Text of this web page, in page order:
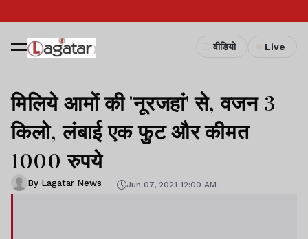
वीडियो Live
मिलिये आमों की 'नूरजहां' से, वजन 3
किलो, लंबाई एक फुट और कीमत
1000 रुपये
By Lagatar News Jun 07, 2021 12:00 AM